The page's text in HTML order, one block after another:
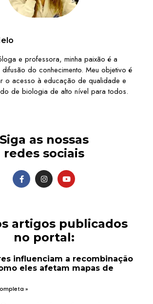
e professora, minha paixão é a
do conhecimento. Meu objetivo é
o acesso à educação de qualidade e
de biologia de alto nível para todos.
Siga as nossas
redes sociais
artigos publicados
no portal:
influenciam a recombinação
eles afetam mapas de
»